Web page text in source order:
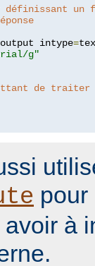
définissant
output intype=
g"
de
pour
à